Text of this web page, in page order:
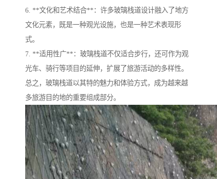
6. **文化和艺术结合**：许多玻璃栈道设计融入了地方
文化元素，既是一种观光设施，也是一种艺术表现形
式。
7. **适用性广**：玻璃栈道不仅适合步行，还可作为观
光车、骑行等项目的延伸，扩展了旅游活动的多样性。
总之，玻璃栈道以其特的魅力和体验方式，成为越来越
多旅游目的地的重要组成部分。